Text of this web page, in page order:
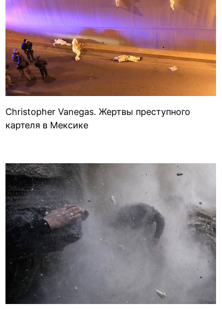
Christopher Vanegas. Жертвы преступного
картеля в Мексике